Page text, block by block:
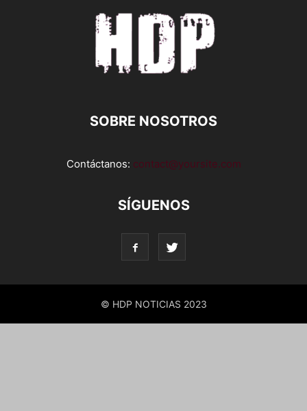
SOBRE NOSOTROS
Contáctanos: contact@yoursite.com
SÍGUENOS
© HDP NOTICIAS 2023